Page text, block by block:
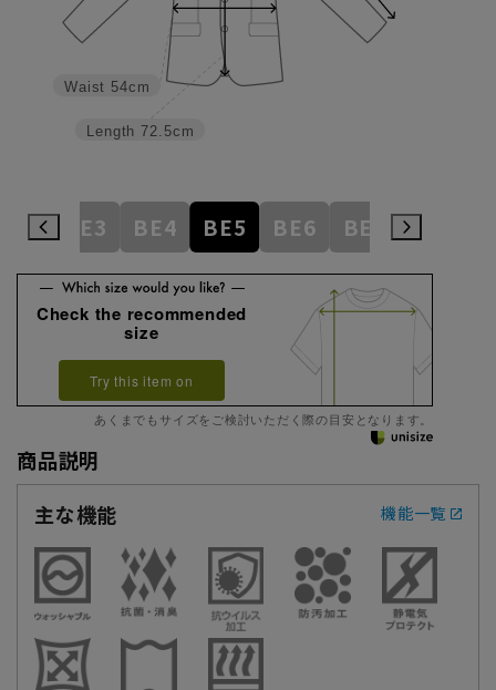
Length 72.5cm
Waist 54cm
BE3 BE4 BE5 BE6 BE7 BE8
Check the recommended
size
Try this item on
あくまでもサイズをご検討いただく際の目安となります。
商品説明
主な機能
機能一覧